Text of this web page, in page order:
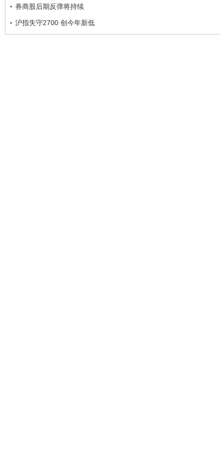
券商股后期反弹将持续
沪指失守2700 创今年新低